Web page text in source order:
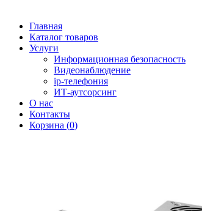
Главная
Каталог товаров
Услуги
Информационная безопасность
Видеонаблюдение
ip-телефония
ИТ-аутсорсинг
О нас
Контакты
Корзина (0)